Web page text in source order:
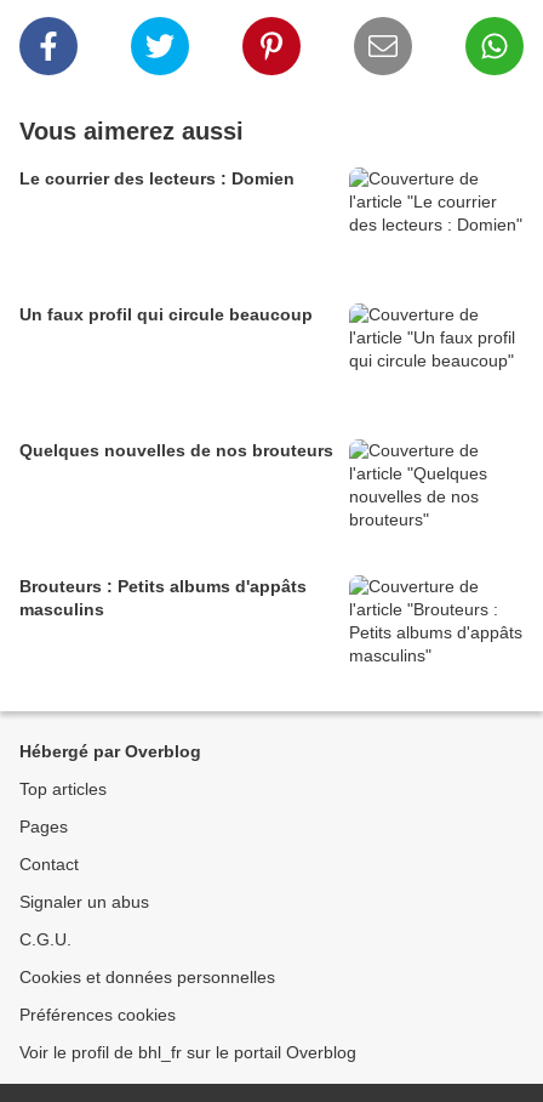
Vous aimerez aussi
Le courrier des lecteurs : Domien
Un faux profil qui circule beaucoup
Quelques nouvelles de nos brouteurs
Brouteurs : Petits albums d'appâts
masculins
Hébergé par Overblog
Top articles
Pages
Contact
Signaler un abus
C.G.U.
Cookies et données personnelles
Préférences cookies
Voir le profil de bhl_fr sur le portail Overblog